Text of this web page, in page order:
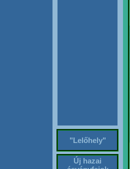
"Lelőhely"
Új hazai